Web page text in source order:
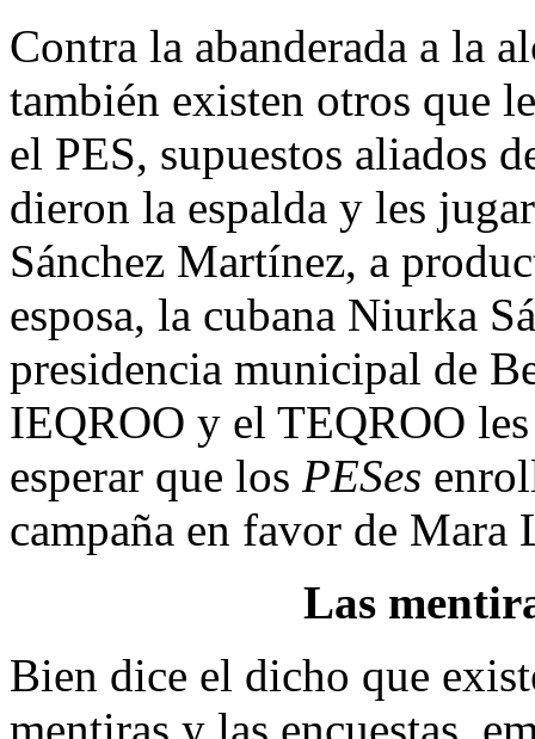
Contra la abanderada a la
también existen otros que
el PES, supuestos aliados
dieron la espalda y les
Sánchez Martínez, a
esposa, la cubana Niurka
presidencia municipal de
IEQROO y el TEQROO
esperar que los PESes
campaña en favor de Mara
Las
Bien dice el dicho que
mentiras y las encuestas,